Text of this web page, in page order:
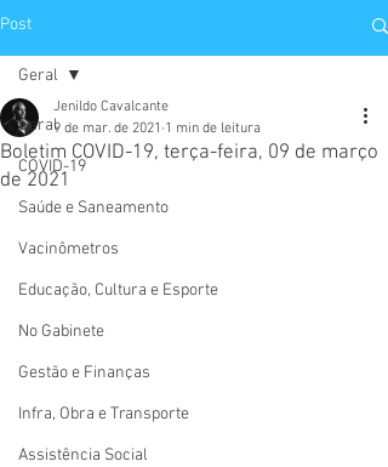
Post
Geral
COVID-19
Saúde e Saneamento
Vacinômetros
Educação, Cultura e Esporte
No Gabinete
Gestão e Finanças
Infra, Obra e Transporte
Assistência Social
Geral
Boletim COVID-19, terça-feira, 09 de março
de 2021
Jenildo Cavalcante
9 de mar. de 2021 1 min de leitura